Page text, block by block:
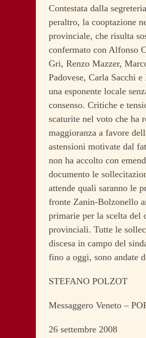
Contestata dalla
peraltro, la cooptazione
provinciale, che risulta
confermato con Alfonso
Gri, Renzo Mazzer,
Padovese, Carla Sacchi
una esponente locale
consenso. Critiche e
scaturite nel voto che ha
maggioranza a favore
astensioni motivate dal
non ha accolto con
documento le
attende quali saranno le
fronte Zanin-Bolzonello
primarie per la scelta del
provinciali. Tutte le
discesa in campo del
fino a oggi, sono andate
STEFANO POLZOT
Messaggero Veneto –
26 settembre 2008